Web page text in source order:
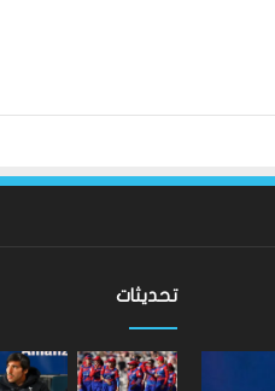
ألعاب
تحديثات